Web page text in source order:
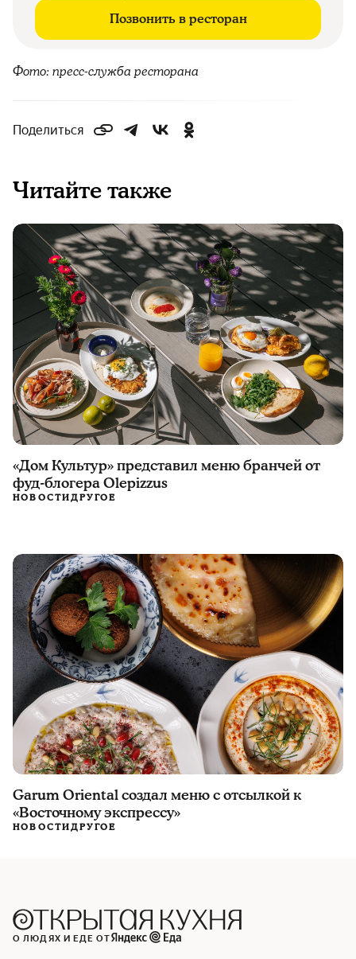
Позвонить в ресторан
Фото: пресс-служба ресторана
Поделиться
Читайте также
«Дом Культур» представил меню бранчей от
фуд-блогера Olepizzus
НОВОСТИДРУГОЕ
Garum Oriental создал меню с отсылкой к
«Восточному экспрессу»
НОВОСТИДРУГОЕ
О ЛЮДЯХ И ЕДЕ ОТ